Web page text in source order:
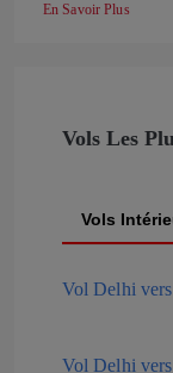
En Savoir Plus
Vols Les
Vols
Vol Delhi
Vol Delhi